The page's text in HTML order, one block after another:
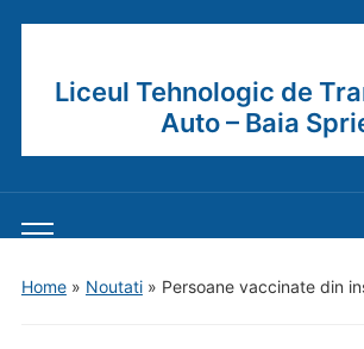
Liceul Tehnologic de
Auto – Baia
Toggle
Home» Noutati» Persoane vaccinate din